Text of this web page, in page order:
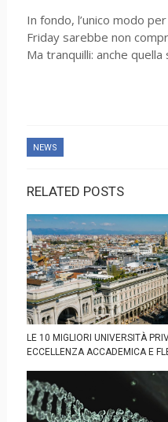
In fondo, l’unico modo
Friday sarebbe non
Ma tranquilli: anche
NEWS
RELATED POSTS
LE 10 MIGLIORI UNIVERSITÀ
ECCELLENZA ACCADEMICA E